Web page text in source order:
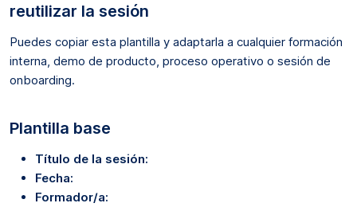
reutilizar la sesión
Puedes copiar esta plantilla y adaptarla a cualquier formación
interna, demo de producto, proceso operativo o sesión de
onboarding.
Plantilla base
Título de la sesión:
Fecha:
Formador/a: